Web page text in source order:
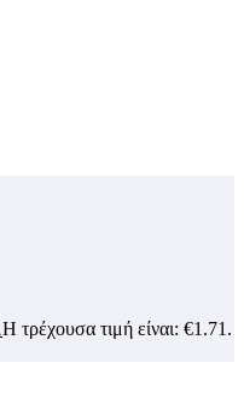
Η τρέχουσα τιμή είναι: €1.71.